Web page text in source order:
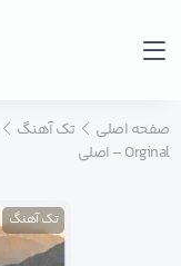
صفحه اصلی تک آهنگ
Orginal – اصلی
تک آهنگ